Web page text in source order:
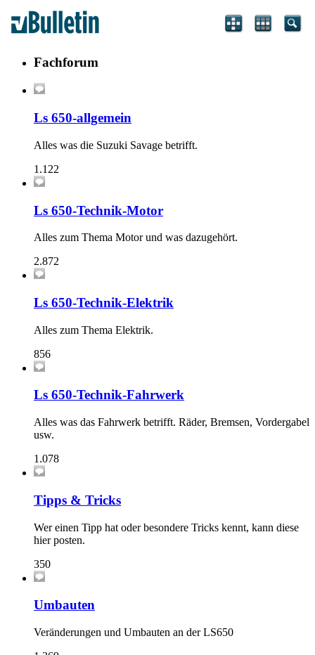
Fachforum
Ls 650-allgemein
Alles was die Suzuki Savage betrifft.
1.122
Ls 650-Technik-Motor
Alles zum Thema Motor und was dazugehört.
2.872
Ls 650-Technik-Elektrik
Alles zum Thema Elektrik.
856
Ls 650-Technik-Fahrwerk
Alles was das Fahrwerk betrifft. Räder, Bremsen, Vordergabel
usw.
1.078
Tipps & Tricks
Wer einen Tipp hat oder besondere Tricks kennt, kann diese
hier posten.
350
Umbauten
Veränderungen und Umbauten an der LS650